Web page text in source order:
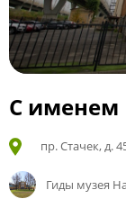
С именем
пр. Стачек, д.
Гиды музея